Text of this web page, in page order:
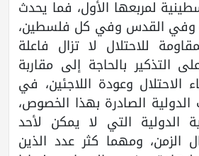
لمربعها الأول، فما يحدث
وفي القدس وفي كل فلسطين،
للاحتلال لا تزال فاعلة
التذكير بالحاجة إلى مقاربة
الاحتلال وعودة اللاجئين، في
الدولية الصادرة بهذا الخصوص،
الدولية التي لا يمكن لأحد
الزمن، ومهما كثر عدد الذين